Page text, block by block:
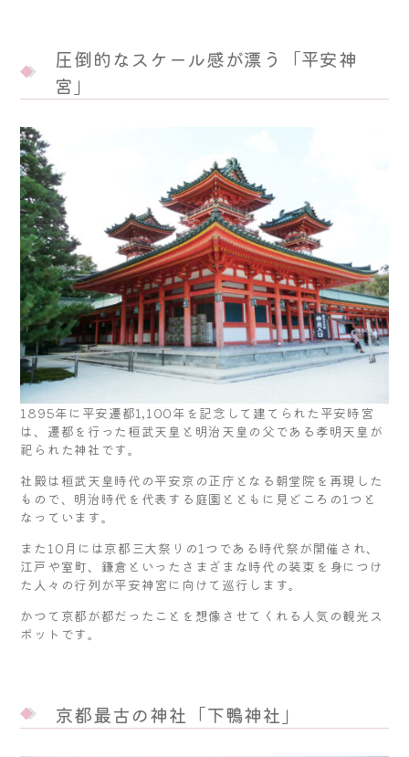
圧倒的なスケール感が漂う「平安神
宮」
1895年に平安遷都1,100年を記念して建てられた平安時宮
は、遷都を行った桓武天皇と明治天皇の父である孝明天皇が
祀られた神社です。
社殿は桓武天皇時代の平安京の正庁となる朝堂院を再現した
もので、明治時代を代表する庭園とともに見どころの1つと
なっています。
また10月には京都三大祭りの1つである時代祭が開催され、
江戸や室町、鎌倉といったさまざまな時代の装束を身につけ
た人々の行列が平安神宮に向けて巡行します。
かつて京都が都だったことを想像させてくれる人気の観光ス
ポットです。
京都最古の神社「下鴨神社」